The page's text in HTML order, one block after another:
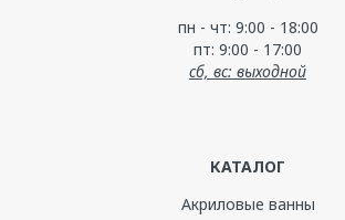
пн - чт: 9:00 - 18:00
пт: 9:00 - 17:00
сб, вс: выходной
КАТАЛОГ
Акриловые ванны